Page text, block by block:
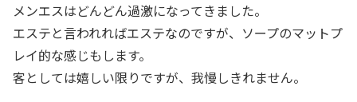
メンエスはどんどん過激になってきました。
エステと言われればエステなのですが、ソープのマットプ
レイ的な感じもします。
客としては嬉しい限りですが、我慢しきれません。